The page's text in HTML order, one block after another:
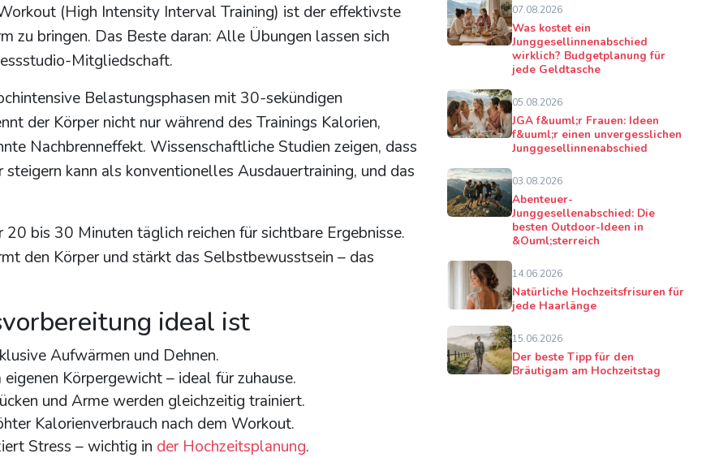
(High Intensity Interval Training) ist der effektivste
zu bringen. Das Beste daran: Alle Übungen lassen sich
Mitgliedschaft.
Belastungsphasen mit 30-sekündigen
der Körper nicht nur während des Trainings Kalorien,
Nachbrenneffekt. Wissenschaftliche Studien zeigen, dass
kann als konventionelles Ausdauertraining, und das
bis 30 Minuten täglich reichen für sichtbare Ergebnisse.
den Körper und stärkt das Selbstbewusstsein – das
ideal ist
Aufwärmen und Dehnen.
Körpergewicht – ideal für zuhause.
und Arme werden gleichzeitig trainiert.
Kalorienverbrauch nach dem Workout.
Stress – wichtig in der Hochzeitsplanung.
07.08.2026
Was kostet ein
Junggesellinnenabschied
wirklich? Budgetplanung für
jede Geldtasche
05.08.2026
JGA f&uuml;r Frauen: Ideen
f&uuml;r einen unvergesslichen
Junggesellinnenabschied
03.08.2026
Abenteuer-
Junggesellenabschied: Die
besten Outdoor-Ideen in
&Ouml;sterreich
14.06.2026
Natürliche Hochzeitsfrisuren für
jede Haarlänge
15.06.2026
Der beste Tipp für den
Bräutigam am Hochzeitstag